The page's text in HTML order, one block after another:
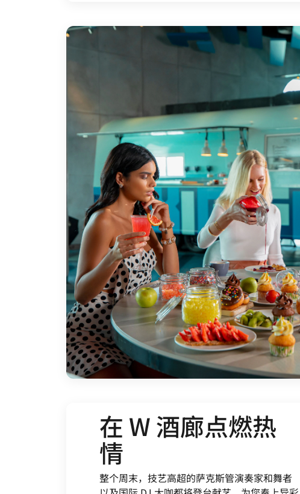
在 W 酒廊点燃热
情
整个周末，技艺高超的萨克斯管演奏家和舞者